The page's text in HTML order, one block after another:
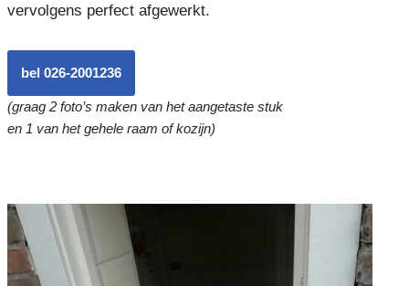
vervolgens perfect afgewerkt.
bel 026-2001236
(graag 2 foto’s maken van het aangetaste stuk
en 1 van het gehele raam of kozijn)